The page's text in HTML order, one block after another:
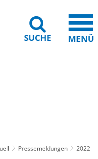
SUCHE MENÜ
Pressemeldungen
2022